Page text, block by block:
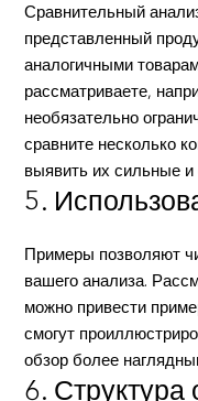
Сравнительный
представленный
аналогичными
рассматриваете,
необязательно
сравните несколько
выявить их сильные
5.
Примеры позволяют
вашего анализа.
можно привести
смогут
обзор более
6. Структура